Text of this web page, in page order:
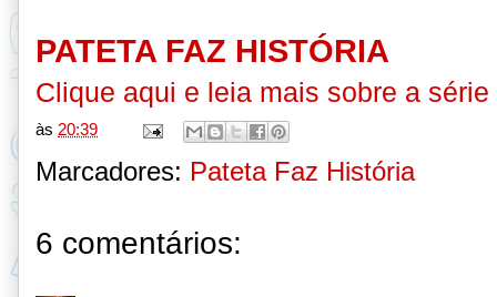
PATETA FAZ HISTÓRIA
Clique aqui e leia mais sobre a série
às 20:39
Marcadores: Pateta Faz História
6 comentários: